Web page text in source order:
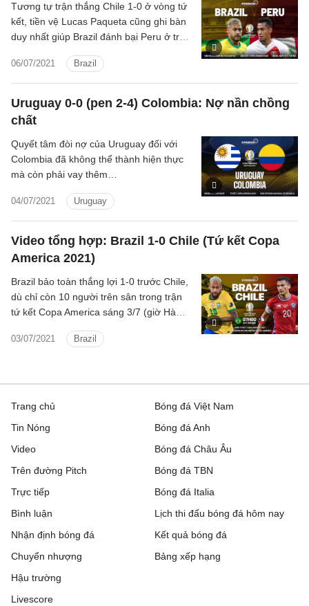
06/07/2021 Brazil
Tương tự trận thắng Chile 1-0 ở vòng tứ
kết, tiền vệ Lucas Paqueta cũng ghi bàn
duy nhất giúp Brazil đánh bại Peru ở trận
Uruguay 0-0 (pen 2-4) Colombia: Nợ nần chồng
chất
04/07/2021 Uruguay
Quyết tâm đòi nợ của Uruguay đối với
Colombia đã không thể thành hiện thực
mà còn phải vay thêm…
Video tổng hợp: Brazil 1-0 Chile (Tứ kết Copa
America 2021)
03/07/2021 Brazil
Brazil bảo toàn thắng lợi 1-0 trước Chile,
dù chỉ còn 10 người trên sân trong trận
tứ kết Copa America sáng 3/7 (giờ Hà
Trang chủ
Tin Nóng
Video
Trên đường Pitch
Trực tiếp
Bóng đá Việt Nam
Bóng đá Anh
Bóng đá Châu Âu
Bóng đá TBN
Bóng đá Italia
Bình luận
Nhận định bóng đá
Chuyển nhượng
Hậu trường
Livescore
Lịch thi đấu bóng đá hôm nay
Kết quả bóng đá
Bảng xếp hạng